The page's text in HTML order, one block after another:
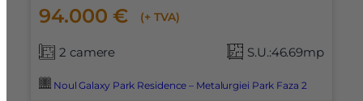
94.000 € (+ TVA)
2 camere S.U.:46.69mp
Noul Galaxy Park Residence – Metalurgiei Park Faza 2
Vreau sa fiu contactat